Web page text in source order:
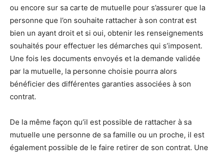
ou encore sur sa carte de mutuelle pour s’assurer que la
personne que l’on souhaite rattacher à son contrat est
bien un ayant droit et si oui, obtenir les renseignements
souhaités pour effectuer les démarches qui s’imposent.
Une fois les documents envoyés et la demande validée
par la mutuelle, la personne choisie pourra alors
bénéficier des différentes garanties associées à son
contrat.
De la même façon qu’il est possible de rattacher à sa
mutuelle une personne de sa famille ou un proche, il est
également possible de le faire retirer de son contrat. Une